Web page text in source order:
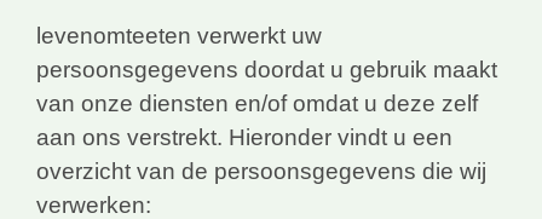
levenomteeten verwerkt uw
persoonsgegevens doordat u gebruik maakt
van onze diensten en/of omdat u deze zelf
aan ons verstrekt. Hieronder vindt u een
overzicht van de persoonsgegevens die wij
verwerken: